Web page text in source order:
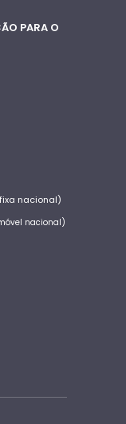
PARA O
nacional)
nacional)